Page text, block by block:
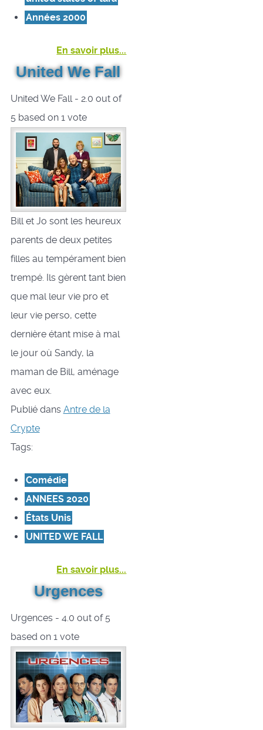
Années 2000
En savoir plus...
United We Fall
United We Fall- 2.0 out of
5 based on 1vote
Bill et Jo sont les heureux
parents de deux petites
filles au tempérament bien
trempé. Ils gèrent tant bien
que mal leur vie pro et
leur vie perso, cette
dernière étant mise à mal
le jour où Sandy, la
maman de Bill, aménage
avec eux.
Publié dans Antre de la
Crypte
Tags:
Comédie
ANNEES 2020
États Unis
UNITED WE FALL
En savoir plus...
Urgences
Urgences- 4.0 out of 5
based on 1vote